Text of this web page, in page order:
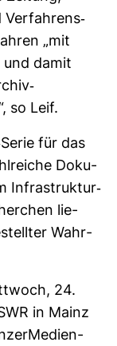
Ver­fah­rens-​
„mit
und damit
so Leif.
für das
Doku­
Infra­struktur-​
lie­
Wahr­
24.
in Mainz